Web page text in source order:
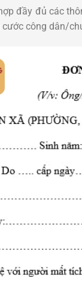
đầy đủ các
công dân/